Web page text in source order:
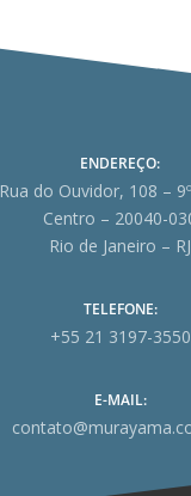
ENDEREÇO:
Rua do Ouvidor, 108 –
Centro – 20040-
Rio de Janeiro – RJ
TELEFONE:
+55 21 3197-3550
E-MAIL: